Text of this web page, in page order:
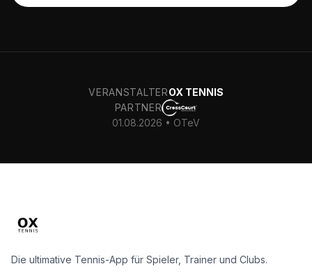
VERANSTALTEROX TENNIS
PARTNER
01.08.2026 • OTeV
Die ultimative Tennis-App für Spieler, Trainer und Clubs.